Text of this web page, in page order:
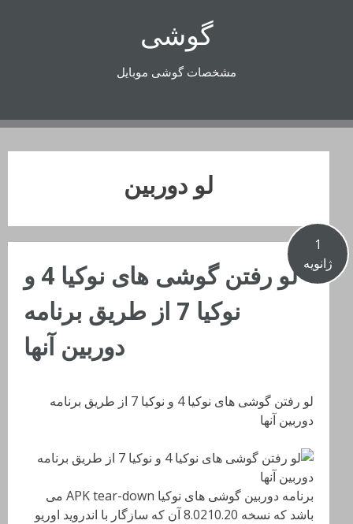
گوشی
مشخصات گوشی موبایل
لو دوربین
1
ژانویه
لو رفتن گوشی های نوکیا 4 و
نوکیا 7 از طریق برنامه
دوربین آنها
لو رفتن گوشی های نوکیا 4 و نوکیا 7 از طریق برنامه
دوربین آنها
برنامه دوربین گوشی های نوکیا APK tear-down می
باشد که نسخه 8.0210.20 آن که سازگار با اندروید اوریو